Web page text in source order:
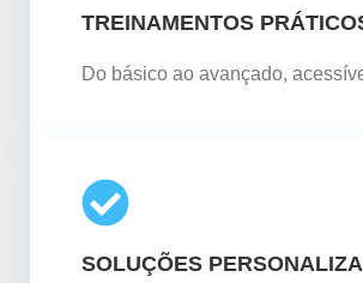
TREINAMENTOS
Do básico ao avançado,
SOLUÇÕES